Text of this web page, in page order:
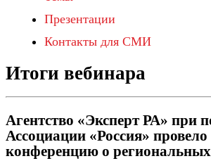
Презентации
Контакты для СМИ
Итоги вебинара
Агентство «Эксперт РА» при
Ассоциации «Россия»
конференцию о